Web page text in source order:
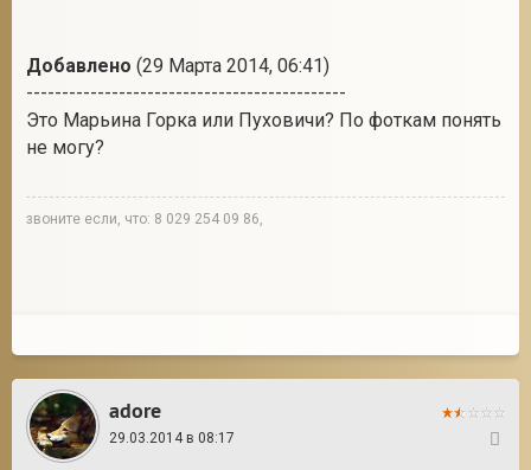
Добавлено (29 Марта 2014, 06:41)
---------------------------------------------
Это Марьина Горка или Пуховичи? По фоткам понять
не могу?
звоните если, что: 8 029 254 09 86,
adore
29.03.2014 в 08:17